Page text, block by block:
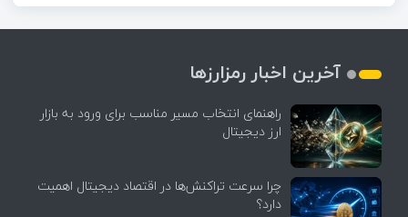
آخرین اخبار رمزارزها
راهنمای انتخاب مسیر مناسب برای ورود به بازار
ارز دیجیتال
چرا سرعت تراکنش‌ها در اقتصاد دیجیتال اهمیت
دارد؟